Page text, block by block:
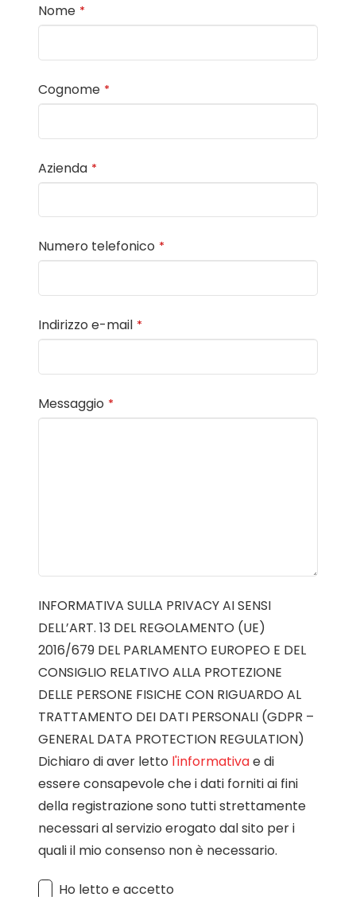
Nome *
Cognome *
Azienda *
Numero telefonico *
Indirizzo e-mail *
Messaggio *
INFORMATIVA SULLA PRIVACY AI SENSI
DELL’ART. 13 DEL REGOLAMENTO (UE)
2016/679 DEL PARLAMENTO EUROPEO E DEL
CONSIGLIO RELATIVO ALLA PROTEZIONE
DELLE PERSONE FISICHE CON RIGUARDO AL
TRATTAMENTO DEI DATI PERSONALI (GDPR –
GENERAL DATA PROTECTION REGULATION)
Dichiaro di aver letto l'informativae di
essere consapevole che i dati forniti ai fini
della registrazione sono tutti strettamente
necessari al servizio erogato dal sito per i
quali il mio consenso non è necessario.
Ho letto e accetto